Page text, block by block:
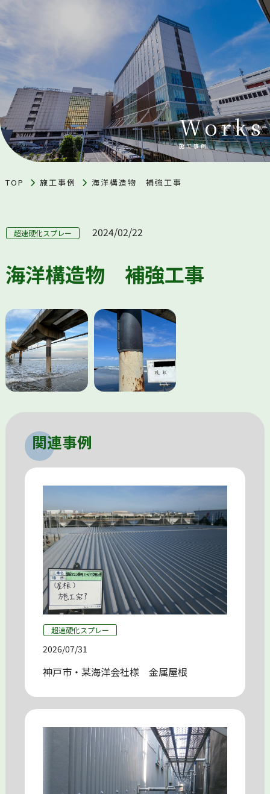
Works
施工事例
TOP 施工事例 海洋構造物 補強工事
超速硬化スプレー 2024/02/22
海洋構造物 補強工事
関連事例
超速硬化スプレー
2026/07/31
神戸市・某海洋会社様 金属屋根